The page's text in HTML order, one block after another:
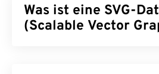
Was ist eine SVG-
(Scalable Vector